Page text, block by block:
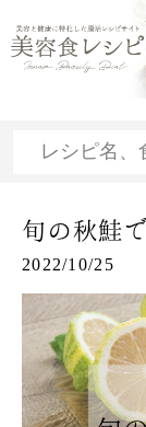
旬の秋鮭
2022/10/25